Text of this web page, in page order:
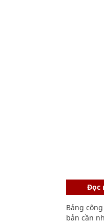
Đọc
Bảng
bản cần